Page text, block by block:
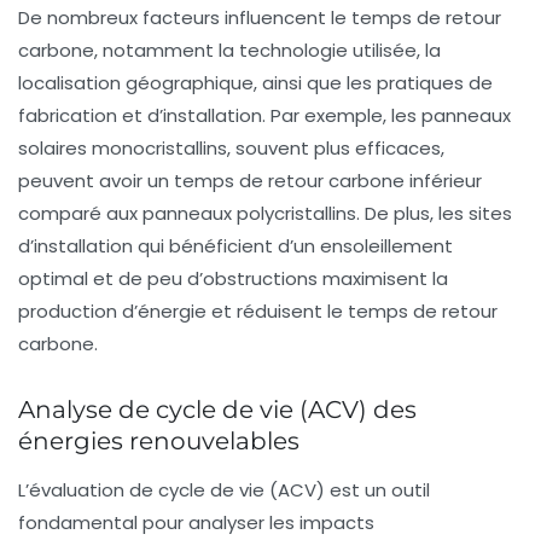
De nombreux facteurs influencent le temps de retour
carbone, notamment la technologie utilisée, la
localisation géographique, ainsi que les pratiques de
fabrication et d’installation. Par exemple, les panneaux
solaires monocristallins, souvent plus efficaces,
peuvent avoir un temps de retour carbone inférieur
comparé aux panneaux polycristallins. De plus, les sites
d’installation qui bénéficient d’un ensoleillement
optimal et de peu d’obstructions maximisent la
production d’énergie et réduisent le temps de retour
carbone.
Analyse de cycle de vie (ACV) des
énergies renouvelables
L’évaluation de cycle de vie (ACV) est un outil
fondamental pour analyser les impacts